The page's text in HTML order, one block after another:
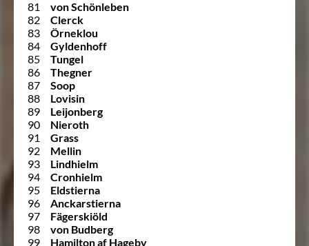
81
von Schönleben
82
Clerck
83
Örneklou
84
Gyldenhoff
85
Tungel
86
Thegner
87
Soop
88
Lovisin
89
Leijonberg
90
Nieroth
91
Grass
92
Mellin
93
Lindhielm
94
Cronhielm
95
Eldstierna
96
Anckarstierna
97
Fägerskiöld
98
von Budberg
99
Hamilton af Hageby